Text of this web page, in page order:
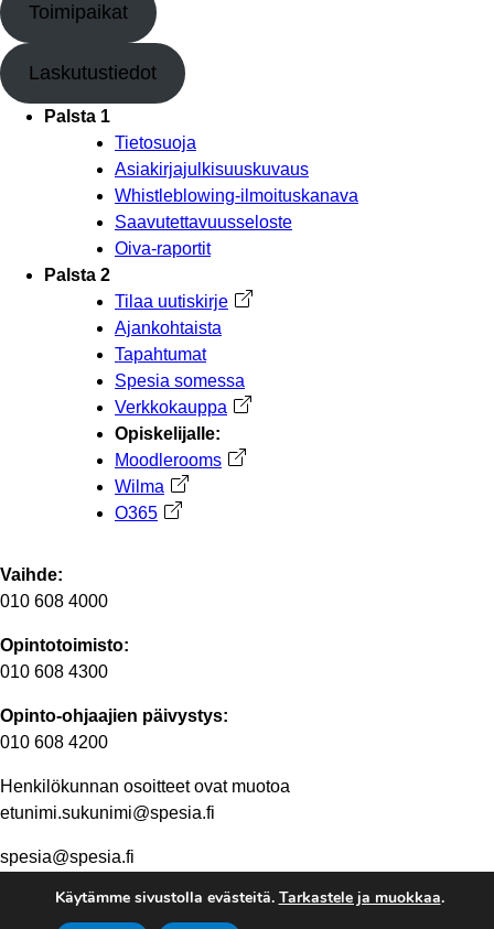
Toimipaikat
Laskutustiedot
Palsta 1
Tietosuoja
Asiakirjajulkisuuskuvaus
Whistleblowing-ilmoituskanava
Saavutettavuusseloste
Oiva-raportit
Palsta 2
Tilaa uutiskirje Avautuu uuteen välilehteen
Ajankohtaista
Tapahtumat
Spesia somessa
Verkkokauppa Avautuu uuteen välilehteen
Opiskelijalle:
Moodlerooms Avautuu uuteen välilehteen
Wilma Avautuu uuteen välilehteen
O365 Avautuu uuteen välilehteen
Vaihde:
010 608 4000
Opintotoimisto:
010 608 4300
Opinto-ohjaajien päivystys:
010 608 4200
Henkilökunnan osoitteet ovat muotoa
etunimi.sukunimi@spesia.fi
spesia@spesia.fi
Henkilöstön yhteystiedot
Käytämme sivustolla evästeitä. Tarkastele ja muokkaa.